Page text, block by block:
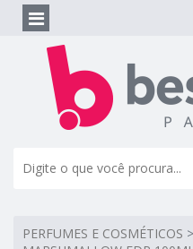
PERFUMES E COSMÉTICOS >